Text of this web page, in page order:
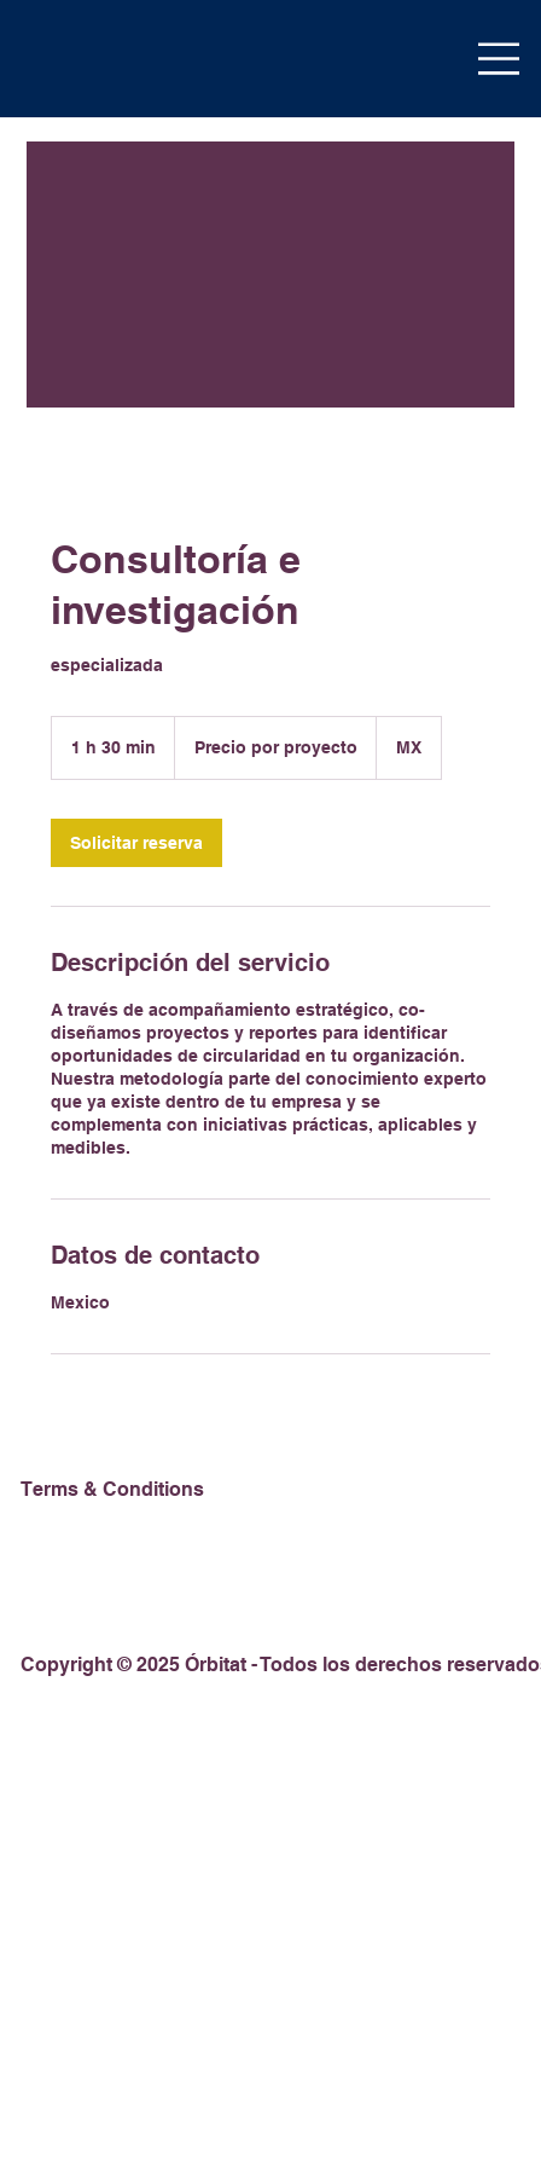
Consultoría e
investigación
especializada
1 h 30 min
0
m
n
proyecto
Precio por proyecto MX
Solicitar reserva
Descripción del servicio
A través de acompañamiento estratégico, co-
diseñamos proyectos y reportes para identificar
oportunidades de circularidad en tu organización.
Nuestra metodología parte del conocimiento experto
que ya existe dentro de tu empresa y se
complementa con iniciativas prácticas, aplicables y
medibles.
Datos de contacto
Mexico
Terms & Conditions
Copyright © 2025 Órbitat - Todos los derechos